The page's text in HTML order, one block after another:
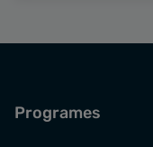
Programes